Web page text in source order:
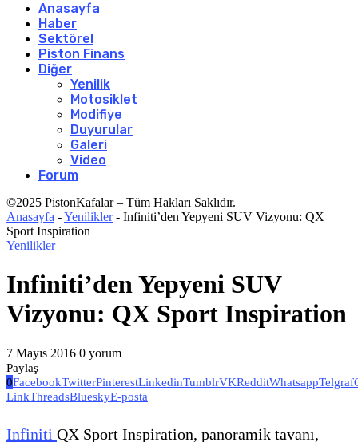
Anasayfa
Haber
Sektörel
Piston Finans
Diğer
Yenilik
Motosiklet
Modifiye
Duyurular
Galeri
Video
Forum
©2025 PistonKafalar – Tüm Hakları Saklıdır.
Anasayfa -Yenilikler- Infiniti’den Yepyeni SUV Vizyonu: QX
Sport Inspiration
Yenilikler
Infiniti’den Yepyeni SUV
Vizyonu: QX Sport Inspiration
7 Mayıs 2016 0 yorum
Paylaş
0FacebookTwitterPinterestLinkedinTumblrVKRedditWhatsappTelgraf
LinkThreadsBlueskyE-posta
Infiniti QX Sport Inspiration, panoramik tavanı,